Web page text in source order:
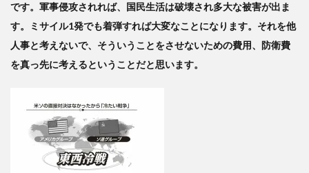
です。軍事侵攻されれば、国民生活は破壊され多大な被害が出ま
す。ミサイル1発でも着弾すれば大変なことになります。それを他
人事と考えないで、そういうことをさせないための費用、防衛費
を真っ先に考えるということだと思います。